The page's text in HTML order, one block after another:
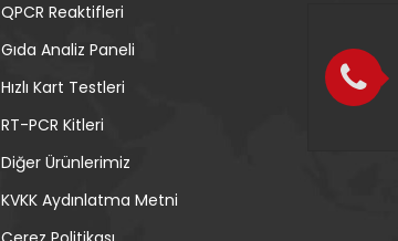
QPCR Reaktifleri
Gıda Analiz Paneli
Hızlı Kart Testleri
RT-PCR Kitleri
Diğer Ürünlerimiz
KVKK Aydınlatma Metni